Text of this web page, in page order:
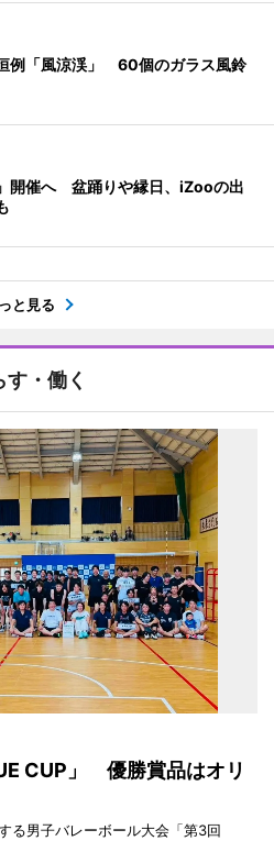
例「風涼渓」 60個のガラス風鈴
開催へ 盆踊りや縁日、iZooの出
と見る
す・働く
CUP」 優勝賞品はオリ
る男子バレーボール大会「第3回